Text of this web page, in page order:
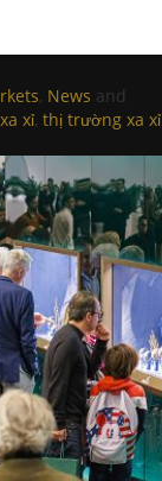
, News and
xỉ, thị trường xa xỉ